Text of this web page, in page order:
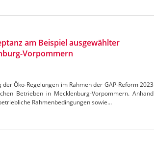
am Beispiel ausgewählter
Vorpommern
Öko-Regelungen im Rahmen der GAP-Reform 2023
Betrieben in Mecklenburg-Vorpommern. Anhand
Rahmenbedingungen sowie…